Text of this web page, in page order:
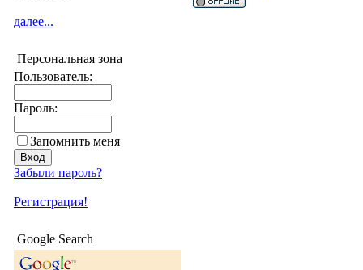
далее...
Персональная зона
Пользователь:
Пароль:
Запомнить меня
Забыли пароль?
Регистрация!
Google Search